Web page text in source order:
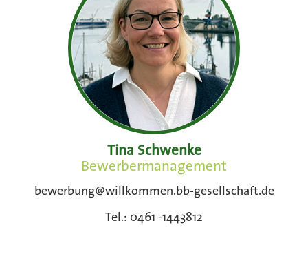
Tina Schwenke
Bewerbermanagement
bewerbung@willkommen.bb-gesellschaft.de
Tel.: 0461 -1443812